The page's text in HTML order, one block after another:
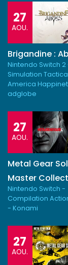
27
AOU.
Brigandine :
Nintendo Switch 2
Simulation
America
adglobe
27
AOU.
Metal Gear
Master
Nintendo Switch -
Compilation
- Konami
27
AOU.